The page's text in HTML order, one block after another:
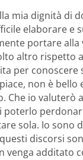
mia dignità di
elaborare e
portare
altro rispetto
per conoscere
non è bello
Che io valuterò
sola. Io sono
discorsi
venga additato